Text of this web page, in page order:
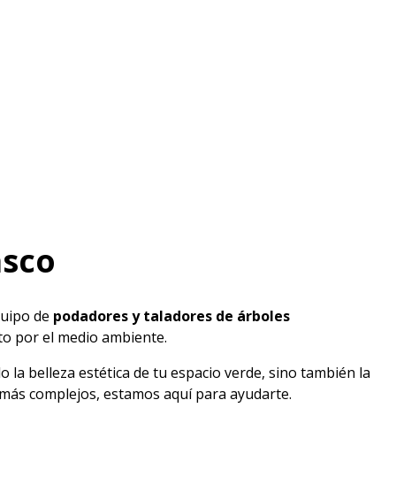
de podadores y taladores de árboles
por el medio ambiente.
belleza estética de tu espacio verde, sino también la
complejos, estamos aquí para ayudarte.